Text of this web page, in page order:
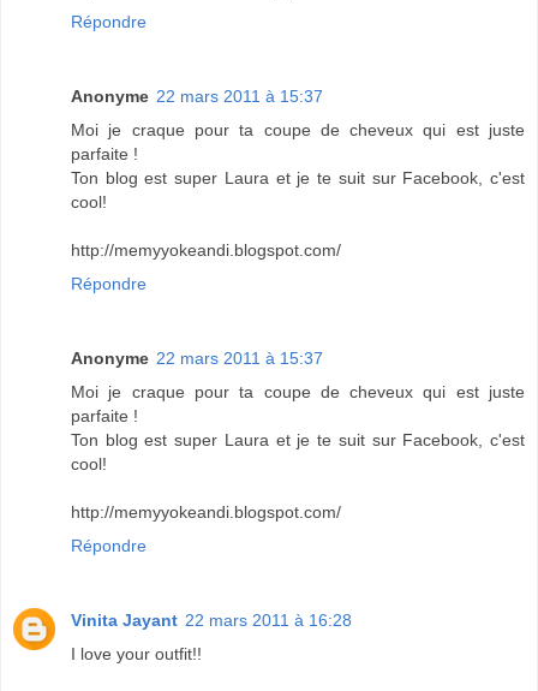
Répondre
Anonyme 22 mars 2011 à 15:37
Moi je craque pour ta coupe de cheveux qui est juste
parfaite !
Ton blog est super Laura et je te suit sur Facebook, c'est
cool!
http://memyyokeandi.blogspot.com/
Répondre
Anonyme 22 mars 2011 à 15:37
Moi je craque pour ta coupe de cheveux qui est juste
parfaite !
Ton blog est super Laura et je te suit sur Facebook, c'est
cool!
http://memyyokeandi.blogspot.com/
Répondre
Vinita Jayant 22 mars 2011 à 16:28
I love your outfit!!